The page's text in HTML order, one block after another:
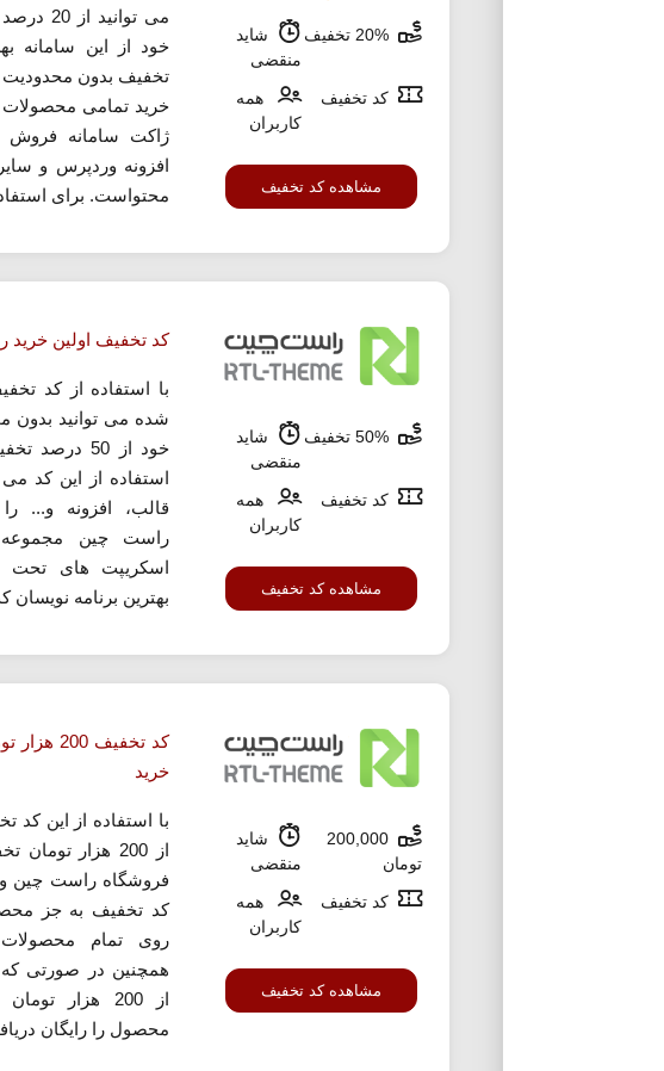
شاید
منقضی
کد تخفیف
همه
کاربران
مشاهده کد تخفیف
می
خود از این سامانه
تخفیف بدون محدودیت
خرید تمامی
ژاکت سامانه فروش
افزونه وردپرس و
محتواست. برای
شاید
منقضی
کد تخفیف
همه
کاربران
مشاهده کد تخفیف
کد تخفیف اولین
با استفاده از کد
شده می توانید بدون
خود از 50
استفاده از این کد می
قالب، افزونه و...
راست چین
اسکریپت های
بهترین برنامه نویسان
200,000
تومان
شاید
منقضی
کد تخفیف
همه
کاربران
مشاهده کد تخفیف
کد تخفیف
خرید
با استفاده از این کد
از 200 هزار
فروشگاه راست چین
کد تخفیف به جز
روی تمام
همچنین در صورتی
از 200 هزار
محصول را رایگان